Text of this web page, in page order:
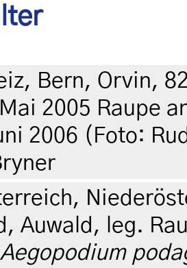
Bern, Orvin,
2005 Raupe
2006 (Foto:
Auwald, leg.
Aegopodium